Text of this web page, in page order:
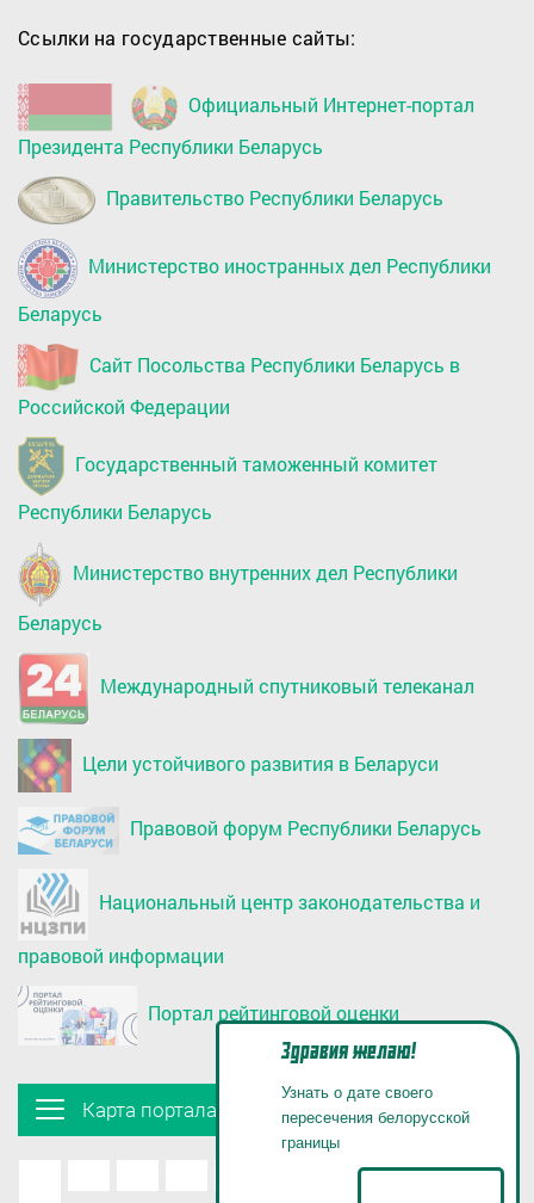
Ссылки на государственные сайты:
Официальный Интернет-портал
Президента Республики Беларусь
Правительство Республики Беларусь
Министерство иностранных дел Республики
Беларусь
Сайт Посольства Республики Беларусь в
Российской Федерации
Государственный таможенный комитет
Республики Беларусь
Министерство внутренних дел Республики
Беларусь
Международный спутниковый телеканал
Цели устойчивого развития в Беларуси
Правовой форум Республики Беларусь
Национальный центр законодательства и
правовой информации
Портал рейтинговой оценки
Карта портала
Здравия желаю!
Узнать о дате своего
пересечения белорусской
границы